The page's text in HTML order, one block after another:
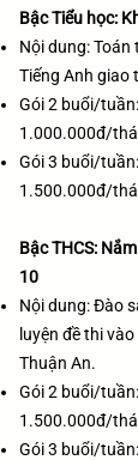
Bậc Tiểu học:
Nội dung: Toán
Tiếng Anh giao
Gói 2 buổi/
1.000.000đ/
Gói 3 buổi/tuần:
1.500.000đ/
Bậc THCS:
10
Nội dung: Đào
luyện đề thi
Thuận An.
Gói 2 buổi/tuần:
1.500.000đ/
Gói 3 buổi/tuần: